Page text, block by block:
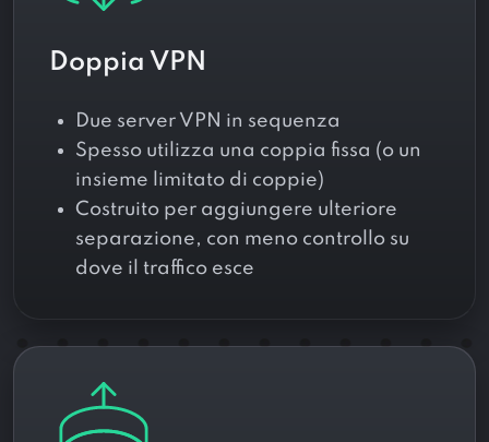
Doppia VPN
Due server VPN in sequenza
Spesso utilizza una coppia fissa (o un
insieme limitato di coppie)
Costruito per aggiungere ulteriore
separazione, con meno controllo su
dove il traffico esce